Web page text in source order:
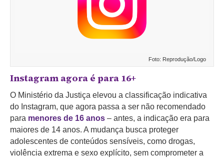
Foto: Reprodução/Logo
Instagram agora é para 16+
O Ministério da Justiça elevou a classificação indicativa
do Instagram, que agora passa a ser não recomendado
para menores de 16 anos – antes, a indicação era para
maiores de 14 anos. A mudança busca proteger
adolescentes de conteúdos sensíveis, como drogas,
violência extrema e sexo explícito, sem comprometer a